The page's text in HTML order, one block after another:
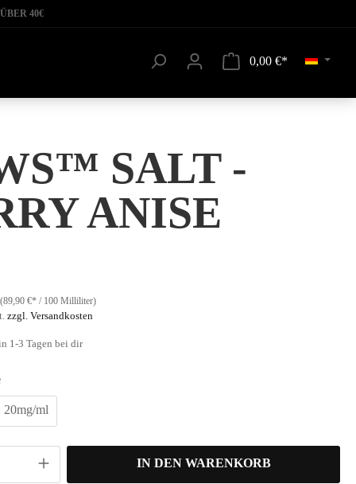
40€
0,00 €*
SALT -
ANISE
(89,90 €* / 100 Milliliter)
zzgl. Versandkosten
1-3 Tagen bei dir
20mg/ml
IN DEN WARENKORB